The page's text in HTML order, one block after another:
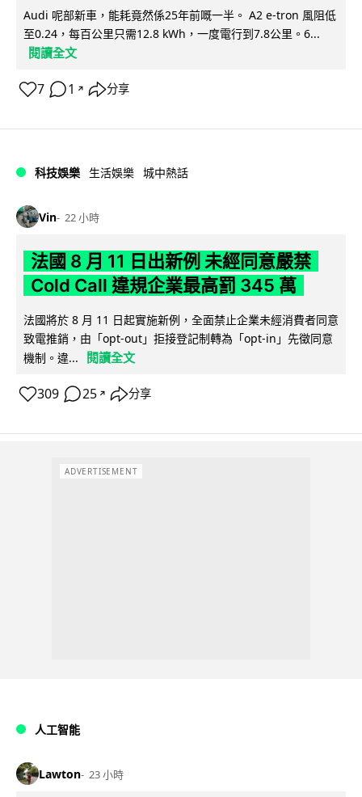
Audi 呢部新車，能耗竟然係25年前嘅一半。 A2 e-tron 風阻低
至0.24，每百公里只需12.8 kWh，一度電行到7.8公里。6...
閱讀全文
7 1 ↗ 分享
科技娛樂 生活娛樂 城中熱話
Vin 22 小時
法國 8 月 11 日出新例 未經同意嚴禁
Cold Call 違規企業最高罰 345 萬
法國將於 8 月 11 日起實施新例，全面禁止企業未經消費者同意
致電推銷，由「opt-out」拒接登記制轉為「opt-in」先徵同意
機制。違...
閱讀全文
309 25 ↗ 分享
ADVERTISEMENT
人工智能
Lawton 23 小時